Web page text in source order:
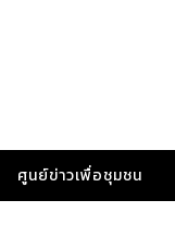
ศูนย์ข่าวเพื่อชุมชน